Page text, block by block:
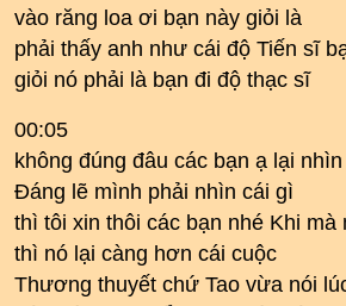
vào răng loa ơi bạn này giỏi là
phải thấy anh như cái độ Tiến sĩ
giỏi nó phải là bạn đi độ thạc sĩ
00:05
không đúng đâu các bạn ạ lại
Đáng lẽ mình phải nhìn cái gì
thì tôi xin thôi các bạn nhé Khi mà
thì nó lại càng hơn cái cuộc
Thương thuyết chứ Tao vừa nói